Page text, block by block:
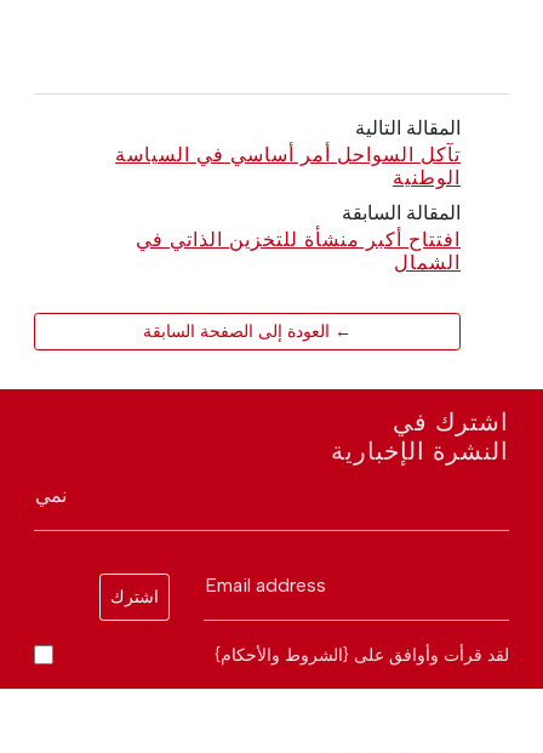
المقالة التالية
تآكل السواحل أمر أساسي في السياسة
الوطنية
المقالة السابقة
افتتاح أكبر منشأة للتخزين الذاتي في
الشمال
← العودة إلى الصفحة السابقة
اشترك في
النشرة الإخبارية
نمي
Email address
اشترك
لقد قرأت وأوافق على {الشروط والأحكام}